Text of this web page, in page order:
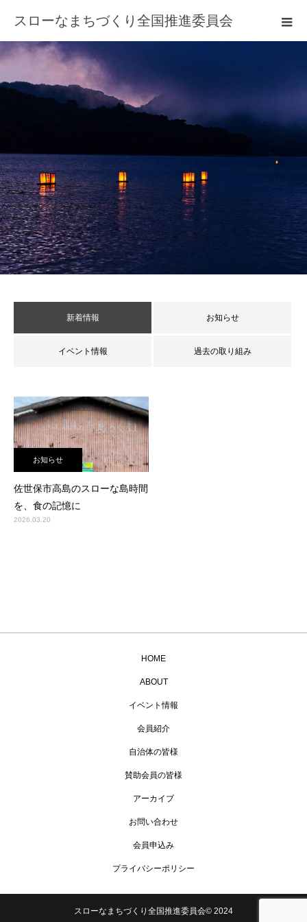
スローなまちづくり全国推進委員会
新着情報 お知らせ
イベント情報 過去の取り組み
お知らせ
佐世保市高島のスローな島時間
を、食の記憶に
2026.03.20
HOME
ABOUT
イベント情報
会員紹介
自治体の皆様
賛助会員の皆様
アーカイブ
お問い合わせ
会員申込み
プライバシーポリシー
スローなまちづくり全国推進委員会© 2024